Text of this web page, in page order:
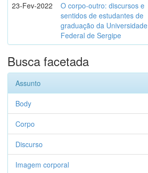
23-Fev-2022
O corpo-outro: discursos e
sentidos de estudantes de
graduação da Universidade
Federal de Sergipe
Busca facetada
Assunto
Body
Corpo
Discurso
Imagem corporal